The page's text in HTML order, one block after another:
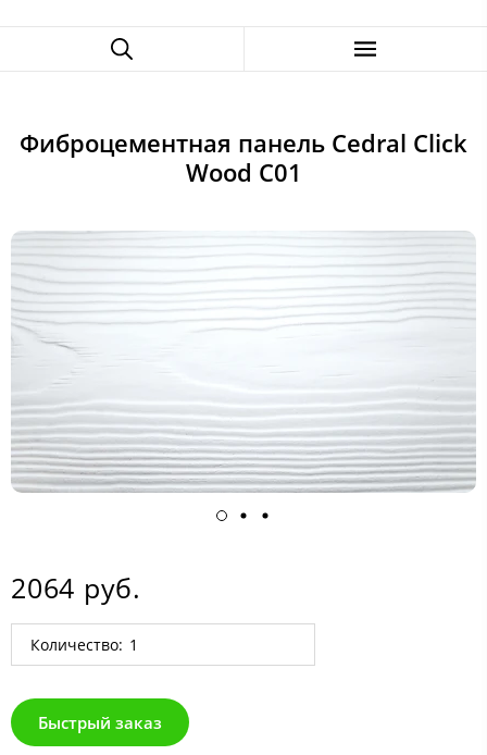
Фиброцементная панель Cedral Click
Wood C01
2064 руб.
Количество:
Быстрый заказ